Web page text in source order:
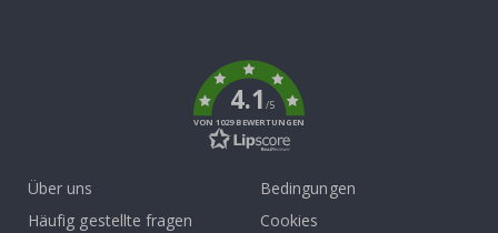
4.1/5
VON 1029 BEWERTUNGEN
Über uns
Häufig gestellte fragen
Bedingungen
Cookies